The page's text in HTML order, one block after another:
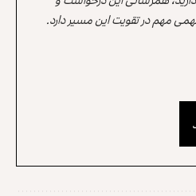
مهم در تقویت این مسیر دارد.